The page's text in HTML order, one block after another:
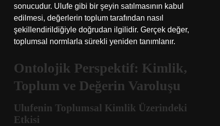
sonucudur. Ulufe gibi bir şeyin satılmasının kabul
edilmesi, değerlerin toplum tarafından nasıl
şekillendirildiğiyle doğrudan ilgilidir. Gerçek değer,
toplumsal normlarla sürekli yeniden tanımlanır.
Ontolojik Perspektif: Kimlik,
Toplum ve Değerin Varoluşu
Ulufenin Toplumsal Kimlik Üzerindeki
Etkisi